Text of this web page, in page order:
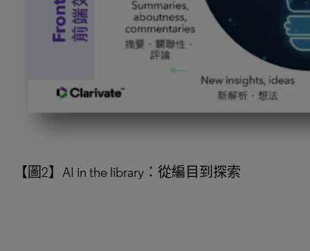
【圖2】AI in the library：從編目到探索